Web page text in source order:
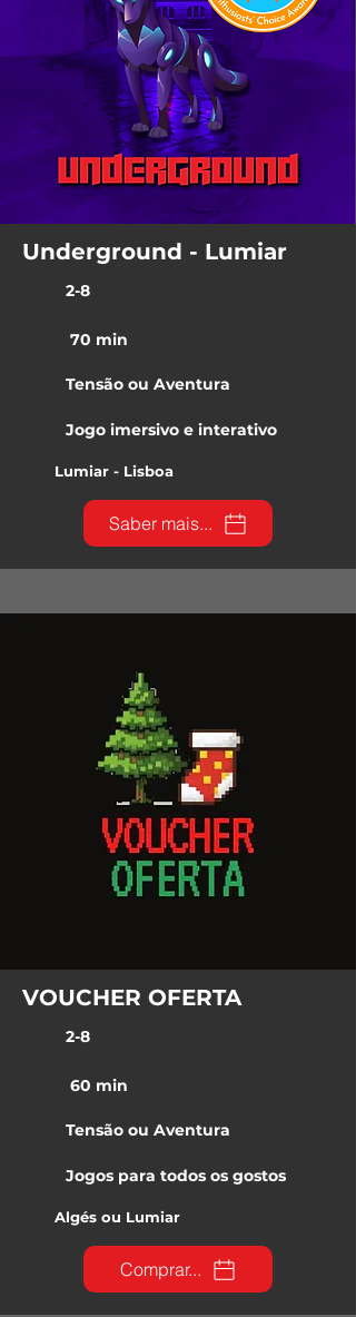
Underground - Lumiar
2-8
70 min
Tensão ou Aventura
Jogo imersivo e interativo
Lumiar - Lisboa
Saber mais...
VOUCHER OFERTA
2-8
60 min
Tensão ou Aventura
Jogos para todos os gostos
Algés ou Lumiar
Comprar...